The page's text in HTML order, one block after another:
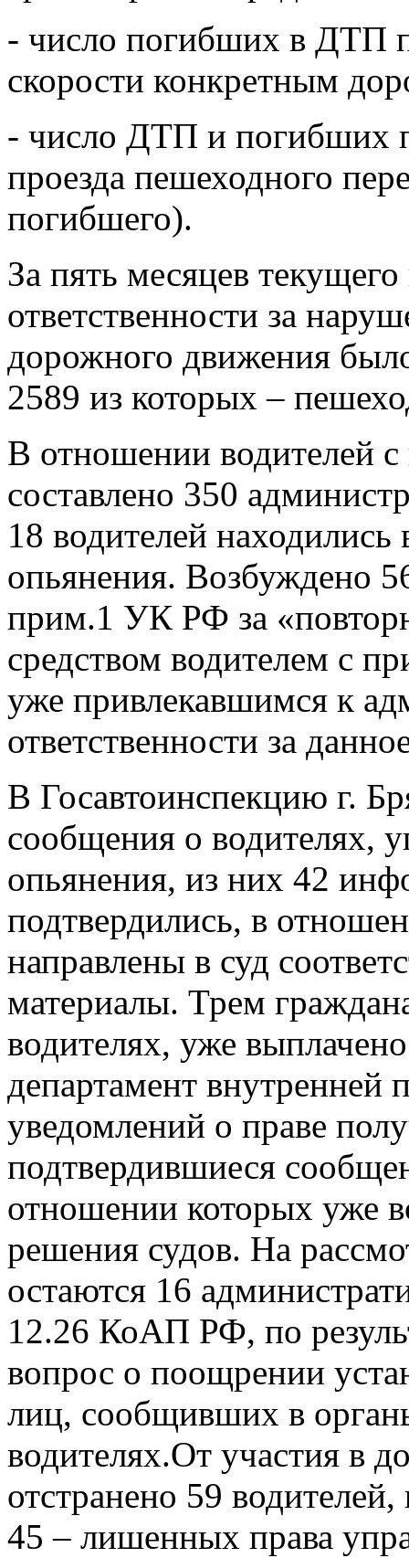
- число погибших в ДТП
скорости конкретным
- число ДТП и погибших
проезда пешеходного
погибшего).
За пять месяцев
ответственности за
дорожного движения
2589 из которых –
В отношении водителей
составлено 350
18 водителей находились
опьянения. Возбуждено
прим.1 УК РФ за
средством водителем с
уже привлекавшимся к
ответственности за
В Госавтоинспекцию г.
сообщения о водителях,
опьянения, из них 42
подтвердились, в
направлены в суд
материалы. Трем
водителях, уже
департамент внутренней
уведомлений о праве
подтвердившиеся
отношении которых уже
решения судов. На
остаются 16
12.26 КоАП РФ, по
вопрос о поощрении
лиц, сообщивших в
водителях.От участия в
отстранено 59
45 – лишенных права